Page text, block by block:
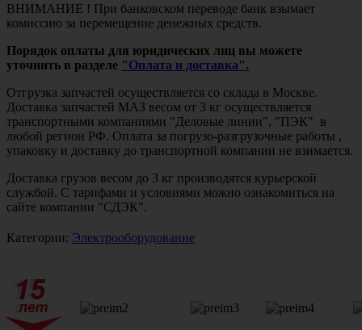
ВНИМАНИЕ ! При банковском переводе банк взымает
комиссию за перемещение денежных средств.
Порядок оплаты для юридических лиц вы можете
уточнить в разделе "Оплата и доставка".
Отгрузка запчастей осуществляется со склада в Москве.
Доставка запчастей МАЗ весом от 3 кг осуществляется
транспортными компаниями "Деловые линии", "ПЭК" в
любой регион РФ. Оплата за погрузо-разгрузочные работы ,
упаковку и доставку до транспортной компании не взимается.
Доставка грузов весом до 3 кг производятся курьерской
службой. С тарифами и условиями можно ознакомиться на
сайте компании "СДЭК".
Категории: Электрооборудование